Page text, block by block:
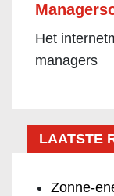
Het
managers
LAATSTE
Zonne-